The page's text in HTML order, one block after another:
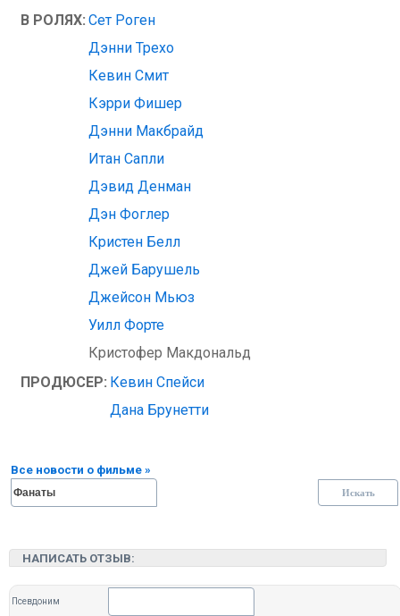
В РОЛЯХ: Сет Роген
Дэнни Трехо
Кевин Смит
Кэрри Фишер
Дэнни Макбрайд
Итан Сапли
Дэвид Денман
Дэн Фоглер
Кристен Белл
Джей Барушель
Джейсон Мьюз
Уилл Форте
Кристофер Макдональд
ПРОДЮСЕР: Кевин Спейси
Дана Брунетти
Все новости о фильме »
НАПИСАТЬ ОТЗЫВ:
Псевдоним